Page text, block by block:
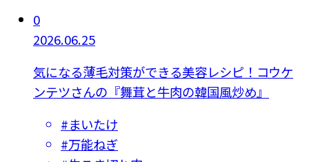
0
2026.06.25
気になる薄毛対策ができる美容レシピ！コウケ
ンテツさんの『舞茸と牛肉の韓国風炒め』
#まいたけ
#万能ねぎ